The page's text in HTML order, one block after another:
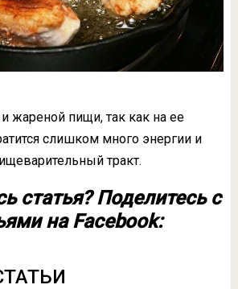
жареной пищи, так как на ее
слишком много энергии и
тракт.
статья? Поделитесь с
на Facebook: